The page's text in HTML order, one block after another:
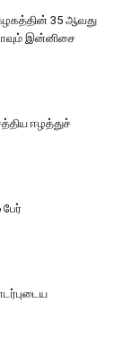
35 ஆவது
இன்னிசை
ஈழத்துச்